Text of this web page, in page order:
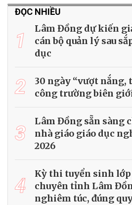
ĐỌC NHIỀU
1
Lâm Đồng dự kiến
cán bộ quản lý sau
dục
2
30 ngày “vượt nắng,
công trường biên
3
Lâm Đồng sẵn sàng
nhà giáo giáo dục
2026
4
Kỳ thi tuyển sinh lớp
chuyên tỉnh Lâm
nghiêm túc, đúng